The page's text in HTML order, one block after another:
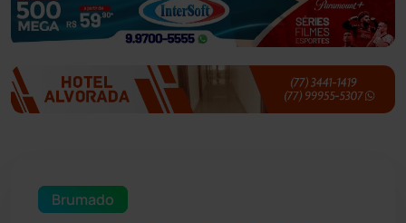
Brumado